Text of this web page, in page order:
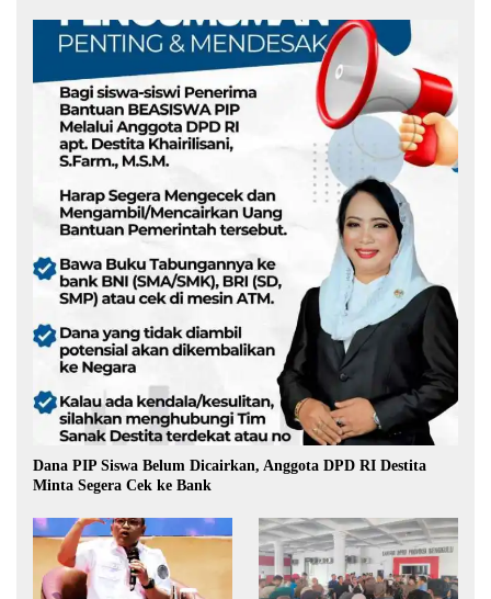
Dana PIP Siswa Belum Dicairkan, Anggota DPD RI Destita
Minta Segera Cek ke Bank